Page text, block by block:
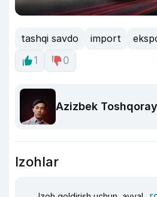
tashqi savdo import
1
0
Azizbek
Izohlar